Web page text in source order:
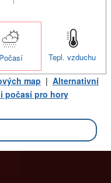
Tepl. vzduchu
Počasí
map | Alternativní
počasí pro hory